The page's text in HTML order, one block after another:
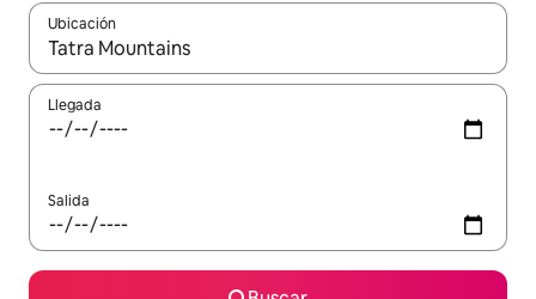
Ubicación
Cuando los resultados estén disponibles, podrás navegar
Llegada
Salida